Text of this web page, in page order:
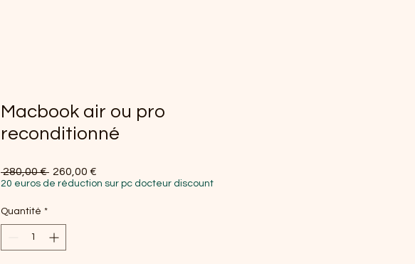
Macbook air ou pro
reconditionné
280,00 € Prix original
260,00 €
20 euros de réduction sur pc docteur discount
Quantité *